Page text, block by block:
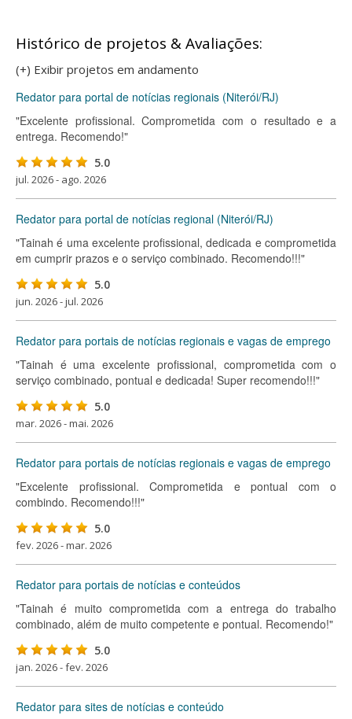
Histórico de projetos & Avaliações:
(+) Exibir projetos em andamento
Redator para portal de notícias regionais (Niterói/RJ)
"Excelente profissional. Comprometida com o resultado e a
entrega. Recomendo!"
5.0
jul. 2026 - ago. 2026
Redator para portal de notícias regional (Niterói/RJ)
"Tainah é uma excelente profissional, dedicada e comprometida
em cumprir prazos e o serviço combinado. Recomendo!!!"
5.0
jun. 2026 - jul. 2026
Redator para portais de notícias regionais e vagas de emprego
"Tainah é uma excelente profissional, comprometida com o
serviço combinado, pontual e dedicada! Super recomendo!!!"
5.0
mar. 2026 - mai. 2026
Redator para portais de notícias regionais e vagas de emprego
"Excelente profissional. Comprometida e pontual com o
combindo. Recomendo!!!"
5.0
fev. 2026 - mar. 2026
Redator para portais de notícias e conteúdos
"Tainah é muito comprometida com a entrega do trabalho
combinado, além de muito competente e pontual. Recomendo!"
5.0
jan. 2026 - fev. 2026
Redator para sites de notícias e conteúdo